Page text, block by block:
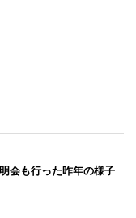
会も行った昨年の様子